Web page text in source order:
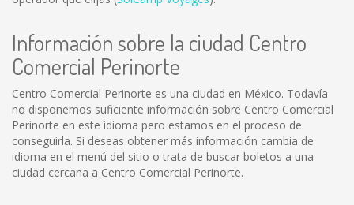
Información sobre la ciudad Centro
Comercial Perinorte
Centro Comercial Perinorte es una ciudad en México. Todavía
no disponemos suficiente información sobre Centro Comercial
Perinorte en este idioma pero estamos en el proceso de
conseguirla. Si deseas obtener más información cambia de
idioma en el menú del sitio o trata de buscar boletos a una
ciudad cercana a Centro Comercial Perinorte.